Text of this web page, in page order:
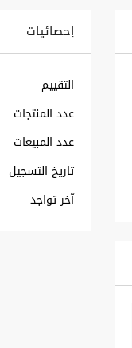
إحصائيات
التقييم
عدد المنتجات
عدد المبيعات
تاريخ التسجيل
آخر تواجد